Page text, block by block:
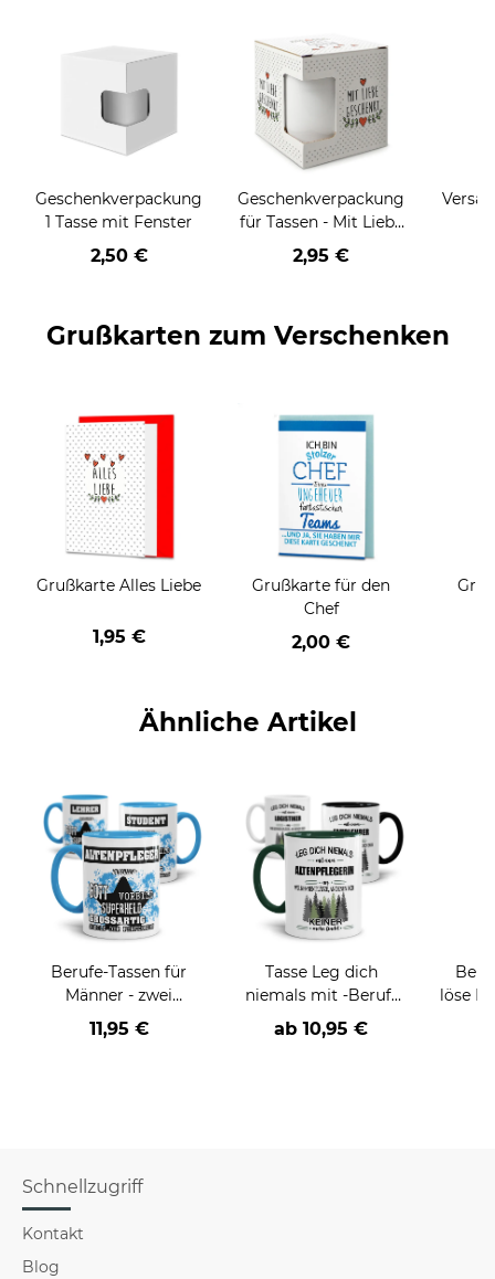
Geschenkverpackung
1 Tasse mit Fenster
2,50 €
Geschenkverpackung
für Tassen - Mit Liebe
geschenkt
2,95 €
Grußkarten zum Verschenken
Grußkarte Alles Liebe
1,95 €
Grußkarte für den
Chef
2,00 €
Ähnliche Artikel
Berufe-Tassen für
Männer - zwei
Farbvarianten
11,95 €
Tasse Leg dich
niemals mit -Beruf-
an
ab 10,95 €
löse
Schnellzugriff
Kontakt
Blog